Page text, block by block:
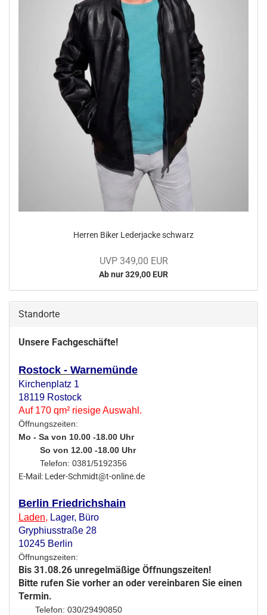
Her­ren Biker Le­der­ja­cke schwarz
UVP 349,00 EUR
Ab nur 329,00 EUR
Standorte
Unsere Fachgeschäfte!
Rostock - Warnemünde
Kirchenplatz 1
18119 Rostock
Auf 170 qm² riesige Auswahl.
Öffnungszeiten:
Mo - Sa von 10.00 -18.00 Uhr
So von 12.00 -18.00 Uhr
Telefon: 0381/5192356
E-Mail: Leder-Schmidt@t-online.de
Berlin Friedrichshain
Laden, Lager, Büro
Gryphiusstraße 28
10245 Berlin
Öffnungszeiten:
Bis 31.08.26 unregelmäßige Öffnungszeiten!
Bitte rufen Sie vorher an oder vereinbaren Sie einen
Termin.
Telefon: 030/29490850